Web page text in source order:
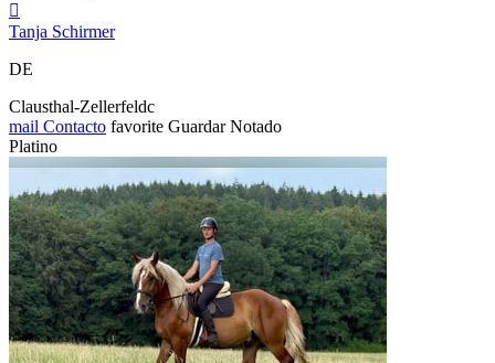

Tanja Schirmer
DE
Clausthal-Zellerfeldc
mail Contacto favorite Guardar Notado
Platino